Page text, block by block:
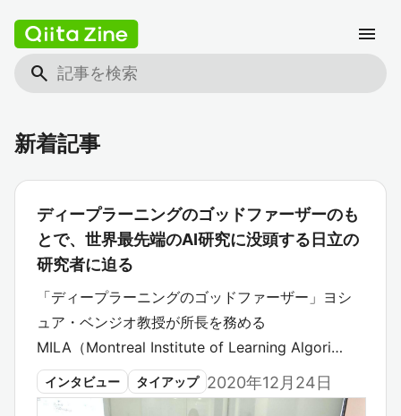
search
menu
新着記事
ディープラーニングのゴッドファーザーのも
とで、世界最先端のAI研究に没頭する日立の
研究者に迫る
「ディープラーニングのゴッドファーザー」ヨシ
ュア・ベンジオ教授が所長を務める
MILA（Montreal Institute of Learning Algori…
インタビュー タイアップ 2020年12月24日